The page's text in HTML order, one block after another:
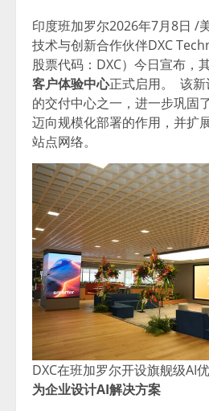
印度班加罗尔2026年7月8日 /
技术与创新合作伙伴DXC
股票代码：DXC）今日宣布，
客户体验中心正式启用。 该新
的交付中心之一，进一步巩固
迈向规模化部署的作用，并扩
站点网络。
DXC在班加罗尔开设旗舰级AI
为企业设计AI解决方案